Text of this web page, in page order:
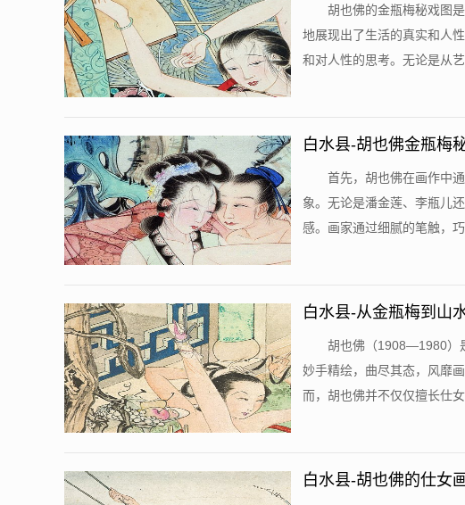
胡也佛的金瓶梅秘戏图
地展现出了生活的真实和人
和对人性的思考。无论是从
白水县-胡也佛金瓶梅
首先，胡也佛在画作中
象。无论是潘金莲、李瓶儿
感。画家通过细腻的笔触，
白水县-从金瓶梅到山
胡也佛（1908—1980）
妙手精绘，曲尽其态，风靡
而，胡也佛并不仅仅擅长仕
白水县-胡也佛的仕女